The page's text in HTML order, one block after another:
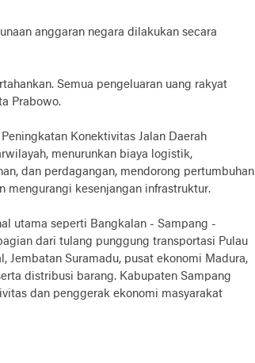
anggaran negara dilakukan secara
Semua pengeluaran uang rakyat
Prabowo.
Konektivitas Jalan Daerah
menurunkan biaya logistik,
dan perdagangan, mendorong pertumbuhan
mengurangi kesenjangan infrastruktur.
utama seperti Bangkalan - Sampang -
dari tulang punggung transportasi Pulau
Jembatan Suramadu, pusat ekonomi Madura,
distribusi barang. Kabupaten Sampang
dan penggerak ekonomi masyarakat